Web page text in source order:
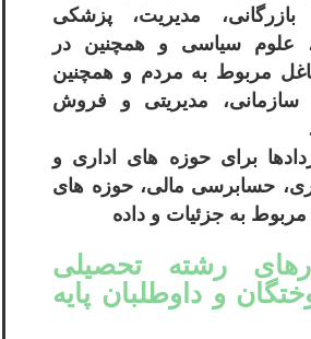
مدیریت، پزشکی
علوم سیاسی و همچنین در
مربوط به مردم و همچنین
سازمانی، مدیریتی و فروش
برای حوزه های اداری و
حسابرسی مالی، حوزه های
مربوط به جزئیات و داده
رشته تحصیلی
و داوطلبان پایه